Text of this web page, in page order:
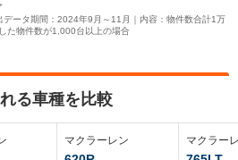
ータ期間：2024年9月～11月｜内容：物件数合計1万
た物件数が1,000台以上の場合
る車種を比較
マクラーレン マクラー